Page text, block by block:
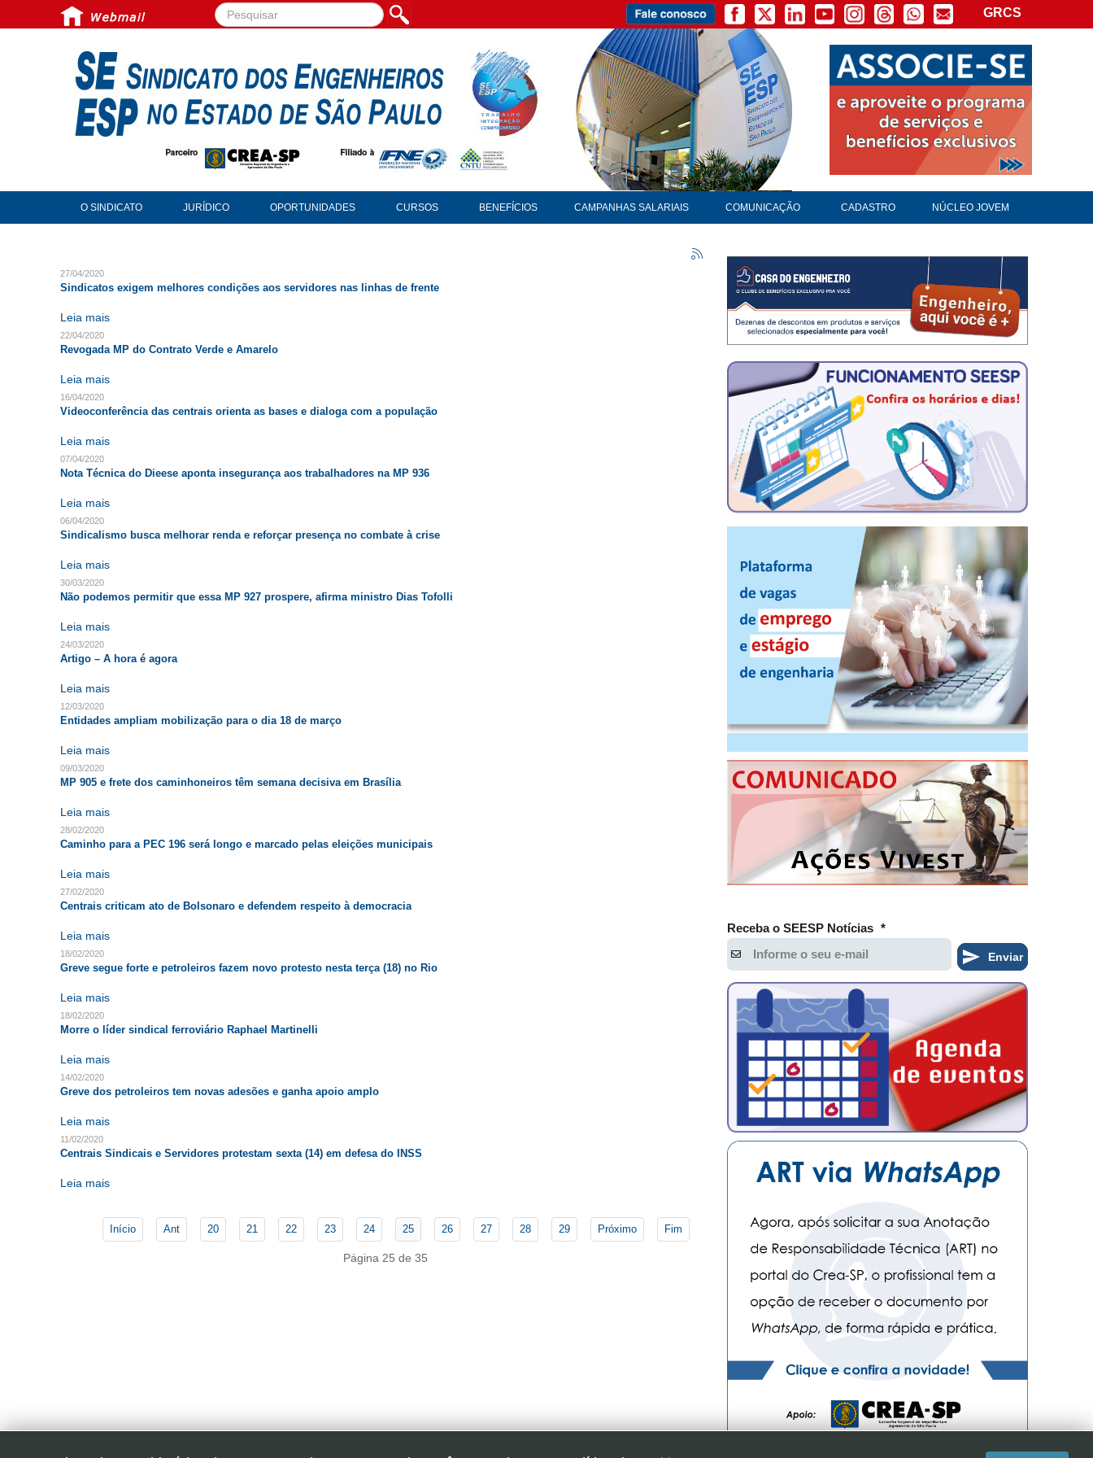
Pesquisar... GRCS
O SINDICATO JURÍDICO OPORTUNIDADES CURSOS BENEFÍCIOS CAMPANHAS SALARIAIS COMUNICAÇÃO CADASTRO NÚCLEO JOVEM
27/04/2020
Sindicatos exigem melhores condições aos servidores nas linhas de frente
Leia mais
22/04/2020
Revogada MP do Contrato Verde e Amarelo
Leia mais
16/04/2020
Videoconferência das centrais orienta as bases e dialoga com a população
Leia mais
07/04/2020
Nota Técnica do Dieese aponta insegurança aos trabalhadores na MP 936
Leia mais
06/04/2020
Sindicalismo busca melhorar renda e reforçar presença no combate à crise
Leia mais
30/03/2020
Não podemos permitir que essa MP 927 prospere, afirma ministro Dias Tofolli
Leia mais
24/03/2020
Artigo – A hora é agora
Leia mais
12/03/2020
Entidades ampliam mobilização para o dia 18 de março
Leia mais
09/03/2020
MP 905 e frete dos caminhoneiros têm semana decisiva em Brasília
Leia mais
28/02/2020
Caminho para a PEC 196 será longo e marcado pelas eleições municipais
Leia mais
27/02/2020
Centrais criticam ato de Bolsonaro e defendem respeito à democracia
Leia mais
18/02/2020
Greve segue forte e petroleiros fazem novo protesto nesta terça (18) no Rio
Leia mais
18/02/2020
Morre o líder sindical ferroviário Raphael Martinelli
Leia mais
14/02/2020
Greve dos petroleiros tem novas adesões e ganha apoio amplo
Leia mais
11/02/2020
Centrais Sindicais e Servidores protestam sexta (14) em defesa do INSS
Leia mais
Início Ant 20 21 22 23 24 25 26 27 28 29 Próximo Fim
Página 25 de 35
Receba o SEESP Notícias *
Enviar